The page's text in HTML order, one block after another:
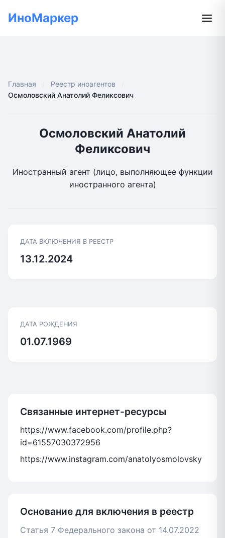
ИноМаркер
Главная
Реестр иноагентов
Осмоловский Анатолий Феликсович
Осмоловский Анатолий
Феликсович
Иностранный агент (лицо, выполняющее функции
иностранного агента)
ДАТА ВКЛЮЧЕНИЯ В РЕЕСТР
13.12.2024
ДАТА РОЖДЕНИЯ
01.07.1969
Связанные интернет-ресурсы
https://www.facebook.com/profile.php?
id=61557030372956
https://www.instagram.com/anatolyosmolovsky
Основание для включения в реестр
Статья 7 Федерального закона от 14.07.2022